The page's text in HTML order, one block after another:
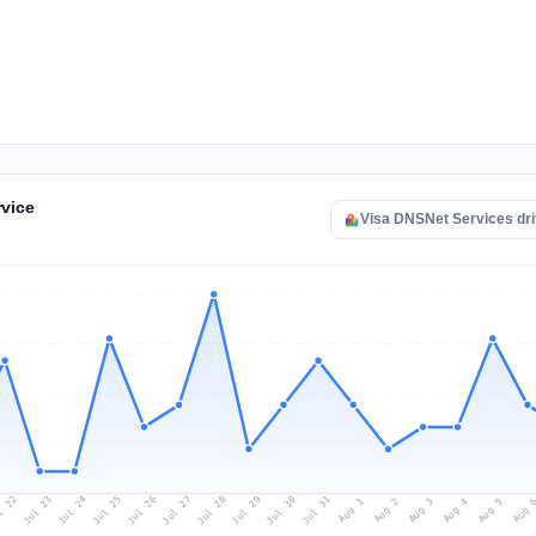
Visa DNSNet Services
Jul 23 Jul 24 Jul 25 Jul 26Jul 27 Jul 28Jul 29 Jul 30 Jul 31 Aug 1 Aug 2 Aug 3 Aug 4 Aug 5